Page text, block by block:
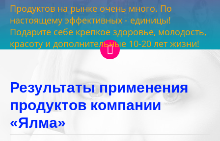
Продуктов на рынке очень много. По
настоящему эффективных - единицы!
Подарите себе крепкое здоровье, молодость,
красоту и дополнительные 10-20 лет жизни!
Результаты применения
продуктов компании
«Ялма»